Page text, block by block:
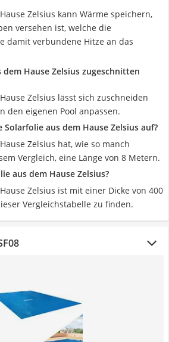
Zelsius kann Wärme speichern,
versehen ist, welche die
damit verbundene Hitze an das
Hause Zelsius zugeschnitten
Zelsius lässt sich zuschneiden
den eigenen Pool anpassen.
Solarfolie aus dem Hause Zelsius auf?
Zelsius hat, wie so manch
Vergleich, eine Länge von 8 Metern.
aus dem Hause Zelsius?
Zelsius ist mit einer Dicke von 400
Vergleichstabelle zu finden.